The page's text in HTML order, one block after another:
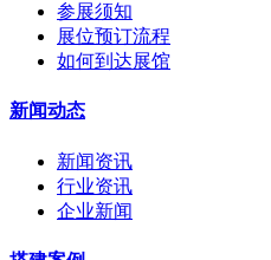
参展须知
展位预订流程
如何到达展馆
新闻动态
新闻资讯
行业资讯
企业新闻